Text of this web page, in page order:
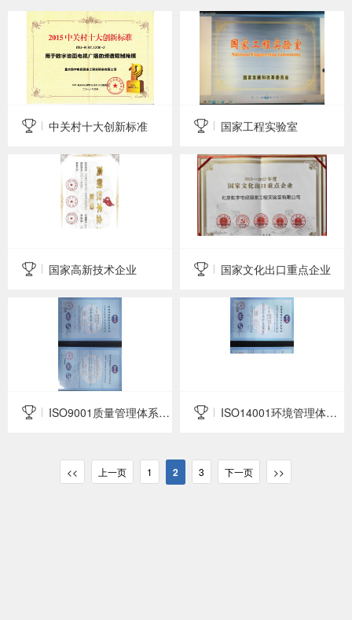
中关村十大创新标准 国家工程实验室
国家高新技术企业 国家文化出口重点企业
ISO9001质量管理体系认证 ISO14001环境管理体系认证
<< 上一页 1 2 3 下一页 >>